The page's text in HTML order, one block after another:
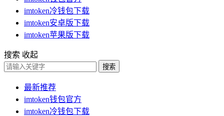
imtoken冷钱包下载
imtoken安卓版下载
imtoken苹果版下载
搜索 收起
搜索
最新推荐
imtoken钱包官方
imtoken冷钱包下载